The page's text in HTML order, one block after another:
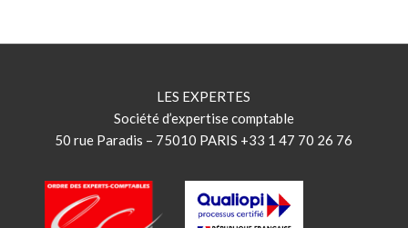
LES EXPERTES
Société d’expertise comptable
50 rue Paradis – 75010 PARIS +33 1 47 70 26 76